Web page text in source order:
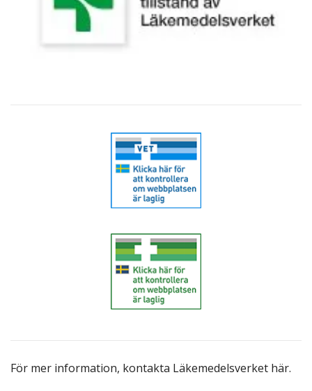
För mer information, kontakta Läkemedelsverket här.